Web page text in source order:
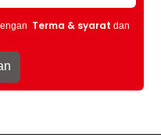
Terma & syarat dan